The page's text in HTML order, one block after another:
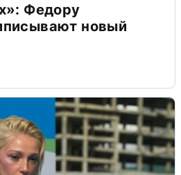
Федору
новый